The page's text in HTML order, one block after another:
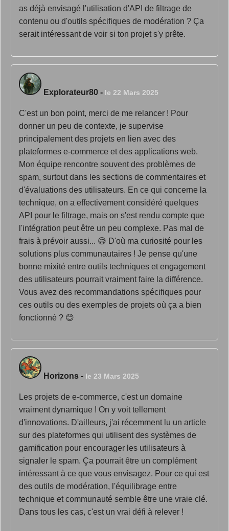
as déjà envisagé l'utilisation d'API de filtrage de
contenu ou d'outils spécifiques de modération ? Ça
serait intéressant de voir si ton projet s'y prête.
Explorateur80 - le 22 Mars 2025
C'est un bon point, merci de me relancer ! Pour
donner un peu de contexte, je supervise
principalement des projets en lien avec des
plateformes e-commerce et des applications web.
Mon équipe rencontre souvent des problèmes de
spam, surtout dans les sections de commentaires et
d'évaluations des utilisateurs. En ce qui concerne la
technique, on a effectivement considéré quelques
API pour le filtrage, mais on s'est rendu compte que
l'intégration peut être un peu complexe. Pas mal de
frais à prévoir aussi... 😅 D'où ma curiosité pour les
solutions plus communautaires ! Je pense qu'une
bonne mixité entre outils techniques et engagement
des utilisateurs pourrait vraiment faire la différence.
Vous avez des recommandations spécifiques pour
ces outils ou des exemples de projets où ça a bien
fonctionné ? 😊
Horizons - le 23 Mars 2025
Les projets de e-commerce, c'est un domaine
vraiment dynamique ! On y voit tellement
d'innovations. D'ailleurs, j'ai récemment lu un article
sur des plateformes qui utilisent des systèmes de
gamification pour encourager les utilisateurs à
signaler le spam. Ça pourrait être un complément
intéressant à ce que vous envisagez. Pour ce qui est
des outils de modération, l'équilibrage entre
technique et communauté semble être une vraie clé.
Dans tous les cas, c'est un vrai défi à relever !